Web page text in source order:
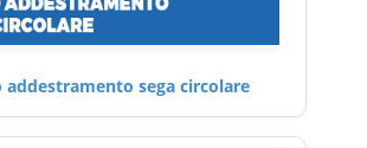
addestramento sega circolare